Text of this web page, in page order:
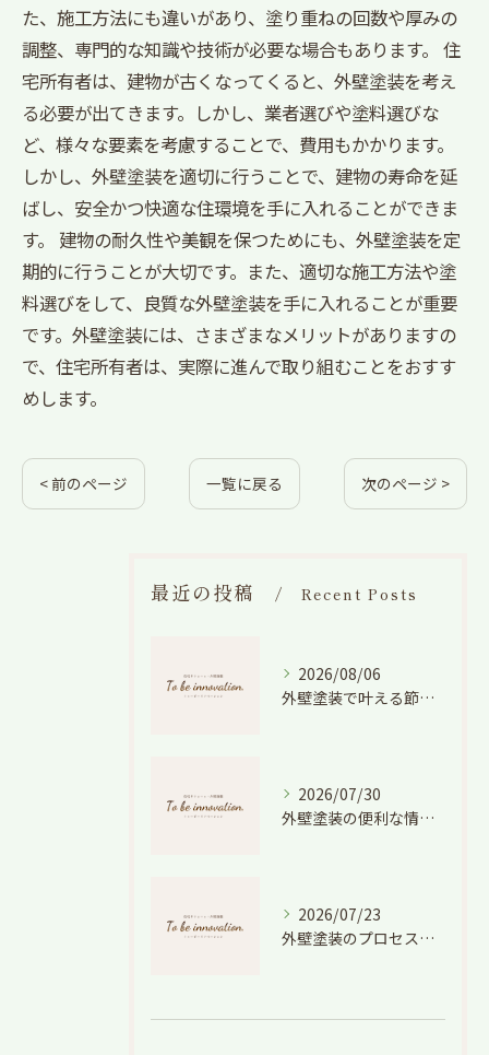
た、施工方法にも違いがあり、塗り重ねの回数や厚みの
調整、専門的な知識や技術が必要な場合もあります。 住
宅所有者は、建物が古くなってくると、外壁塗装を考え
る必要が出てきます。しかし、業者選びや塗料選びな
ど、様々な要素を考慮することで、費用もかかります。
しかし、外壁塗装を適切に行うことで、建物の寿命を延
ばし、安全かつ快適な住環境を手に入れることができま
す。 建物の耐久性や美観を保つためにも、外壁塗装を定
期的に行うことが大切です。また、適切な施工方法や塗
料選びをして、良質な外壁塗装を手に入れることが重要
です。外壁塗装には、さまざまなメリットがありますの
で、住宅所有者は、実際に進んで取り組むことをおすす
めします。
< 前のページ 一覧に戻る 次のページ >
最近の投稿 Recent Posts
2026/08/06
外壁塗装で叶える節電効果と愛知県の相場や色選びのポイントを徹底解説
2026/07/30
外壁塗装の便利な情報と失敗しない色や費用判断のコツを徹底解説
2026/07/23
外壁塗装のプロセスを愛知県でスムーズに進めるための工程と費用徹底解説